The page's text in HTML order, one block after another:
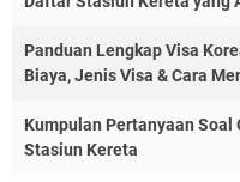
Panduan Lengkap Visa
Biaya, Jenis Visa & Cara
Kumpulan Pertanyaan Soal
Stasiun Kereta